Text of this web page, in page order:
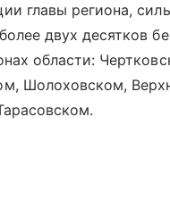
главы региона,
двух десятков
области:
Шолоховском,